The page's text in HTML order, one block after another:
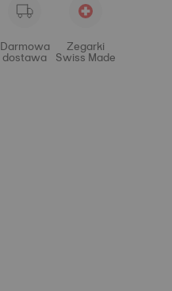
Darmowa
dostawa
Zegarki
Swiss Made